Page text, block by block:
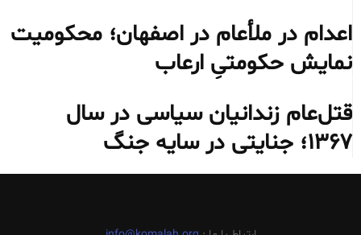
اعدام در ملأعام در اصفهان؛ محکومیت
نمایش حکومتیِ ارعاب
قتل‌عام زندانیان سیاسی در سال
۱۳۶۷؛ جنایتی در سایه جنگ